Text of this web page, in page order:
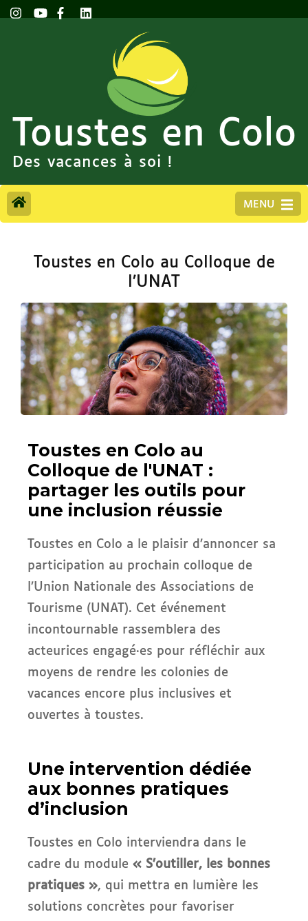
Toustes en Colo
Des vacances à soi !
MENU
Toustes en Colo au Colloque de
l’UNAT
Toustes en Colo au
Colloque de l'UNAT :
partager les outils pour
une inclusion réussie
Toustes en Colo a le plaisir d’annoncer sa
participation au prochain colloque de
l’Union Nationale des Associations de
Tourisme (UNAT). Cet événement
incontournable rassemblera des
acteurices engagé·es pour réfléchir aux
moyens de rendre les colonies de
vacances encore plus inclusives et
ouvertes à toustes.
Une intervention dédiée
aux bonnes pratiques
d’inclusion
Toustes en Colo interviendra dans le
cadre du module « S’outiller, les bonnes
pratiques », qui mettra en lumière les
solutions concrètes pour favoriser